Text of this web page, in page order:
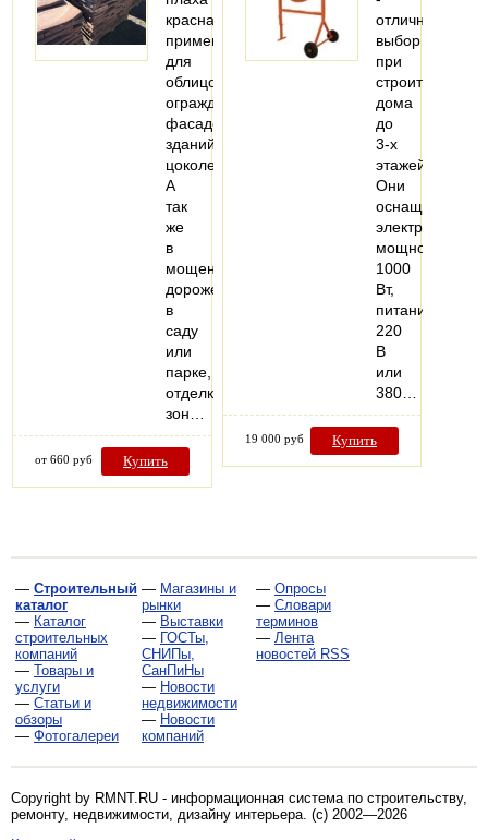
красная
применяют
для
облицовки
ограждений,
фасадов
зданий,
цоколей.
А
так
же
в
мощении
дорожек
в
саду
или
парке,
отделке
зон…
от 660 руб Купить
отличный
выбор
при
строительстве
дома
до
3-х
этажей.
Они
оснащаются
мощностью
1000
Вт,
питанием
220
В
или
380…
19 000 руб Купить
— Строительный
каталог
— Каталог
строительных
компаний
— Товары и
услуги
— Статьи и
обзоры
— Фотогалереи
— Магазины и
рынки
— Выставки
— ГОСТы,
СНИПы,
СанПиНы
— Новости
недвижимости
— Новости
компаний
— Опросы
— Словари
терминов
— Лента
новостей RSS
Copyright by RMNT.RU - информационная система по строительству,
ремонту, недвижимости, дизайну интерьера. (c) 2002—2026